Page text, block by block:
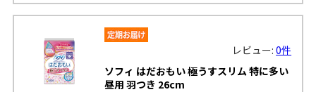
レビュー:0件
ソフィ はだおもい 極うすスリム 特に多い
昼用 羽つき 26cm